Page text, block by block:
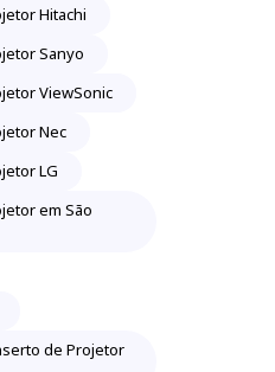
Hitachi
Sanyo
ViewSonic
Nec
LG
em São
de Projetor